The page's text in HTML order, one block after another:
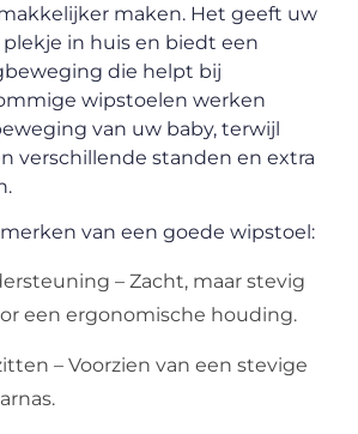
maken. Het geeft uw
in huis en biedt een
die helpt bij
wipstoelen werken
van uw baby, terwijl
verschillende standen en extra
van een goede wipstoel:
– Zacht, maar stevig
een ergonomische houding.
– Voorzien van een stevige